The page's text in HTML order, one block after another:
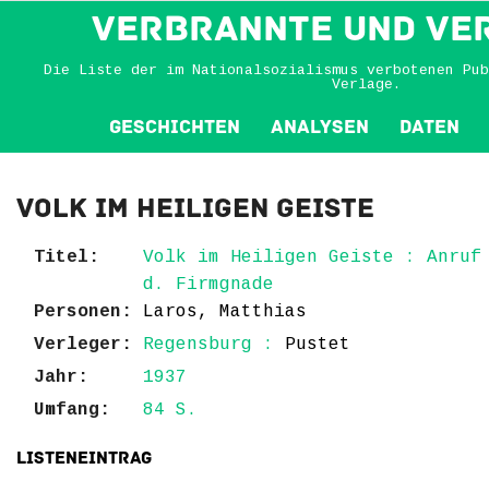
VERBRANNTE und
Die Liste der im Nationalsozialismus verbotenen
Verlage.
Geschichten Analysen Daten
Volk im Heiligen Geiste
Titel:
Volk im Heiligen Geiste : Anruf
d. Firmgnade
Personen:
Laros, Matthias
Verleger:
Regensburg : Pustet
Jahr:
1937
Umfang:
84 S.
Listeneintrag